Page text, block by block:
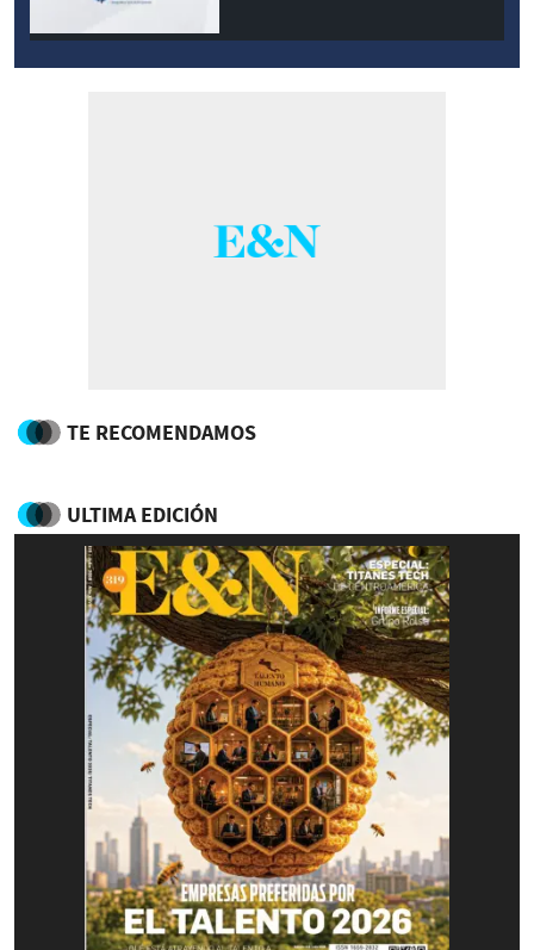
TE RECOMENDAMOS
ULTIMA EDICIÓN